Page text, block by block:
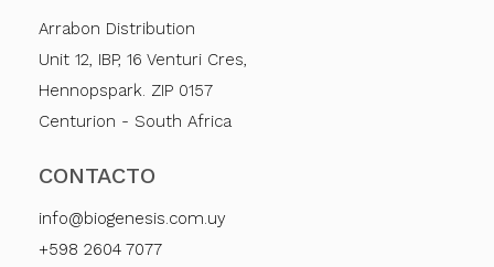
Arrabon Distribution
Unit 12, IBP, 16 Venturi Cres,
Hennopspark. ZIP 0157
Centurion - South Africa
CONTACTO
info@biogenesis.com.uy
+598 2604 7077